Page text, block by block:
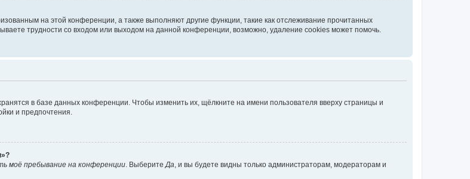
на этой конференции, а также выполняют другие функции, такие как отслеживание прочитанных
трудности со входом или выходом на данной конференции, возможно, удаление cookies может помочь.
в базе данных конференции. Чтобы изменить их, щёлкните на имени пользователя вверху страницы и
и предпочтения.
моё пребывание на конференции . Выберите Да , и вы будете видны только администраторам, модераторам и